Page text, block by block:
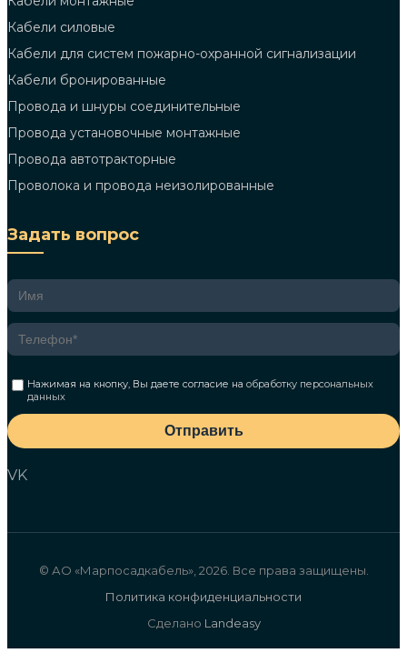
Кабели силовые
Кабели для систем пожарно-охранной сигнализации
Кабели бронированные
Провода и шнуры соединительные
Провода установочные монтажные
Провода автотракторные
Проволока и провода неизолированные
Задать вопрос
Нажимая на кнопку, Вы даете согласие наобработку персональных
данных
Отправить
VK
© АО «Марпосадкабель», 2026. Все права защищены.
Политика конфиденциальности
Сделано Landeasy